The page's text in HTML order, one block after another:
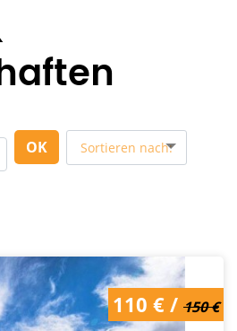
OK
Sortieren nach:
150 € / 110 €
110 € / 150 €